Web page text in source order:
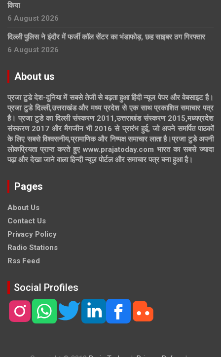
किया
6 August 2026
दिल्ली पुलिस ने इंदौर में फर्जी कॉल सेंटर का भंडाफोड़, छह साइबर ठग गिरफ्तार
6 August 2026
About us
प्रजा टुडे देश-दुनिया में सबसे तेजी से बढ़ता हुआ हिंदी न्यूज पेपर और वेबसाइट है।
प्रजा टुडे दिल्ली,उत्तराखंड और मध्य प्रदेश से एक साथ प्रकाशित समाचार पत्र
है। प्रजा टुडे का दिल्ली संस्करण 2011,उत्तराखंड संस्करण 2015,मध्यप्रदेश
संस्करण 2017 और मैगजीन भी 2016 से प्रारंभ हुई, जो अपने समर्पित पाठकों
के लिए सबसे विश्वसनीय,प्रामाणिक और निष्पक्ष समाचार लाता है।प्रजा टुडे अपनी
लोकप्रियता प्राप्त करते हुए www.prajatoday.com भारत का सबसे ज्यादा
पढ़ा और देखा जाने वाला हिन्दी न्यूज़ पोर्टल और समाचार पत्र बना हुआ है।
Pages
About Us
Contact Us
Privacy Policy
Radio Stations
Rss Feed
Social Profiles